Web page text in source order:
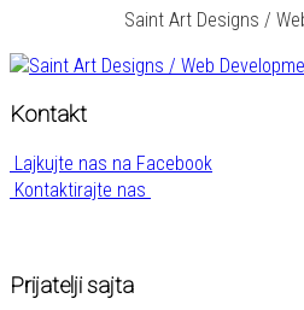
Saint Art Designs /
Kontakt
Lajkujte nas na Facebook
Kontaktirajte nas
Prijatelji sajta